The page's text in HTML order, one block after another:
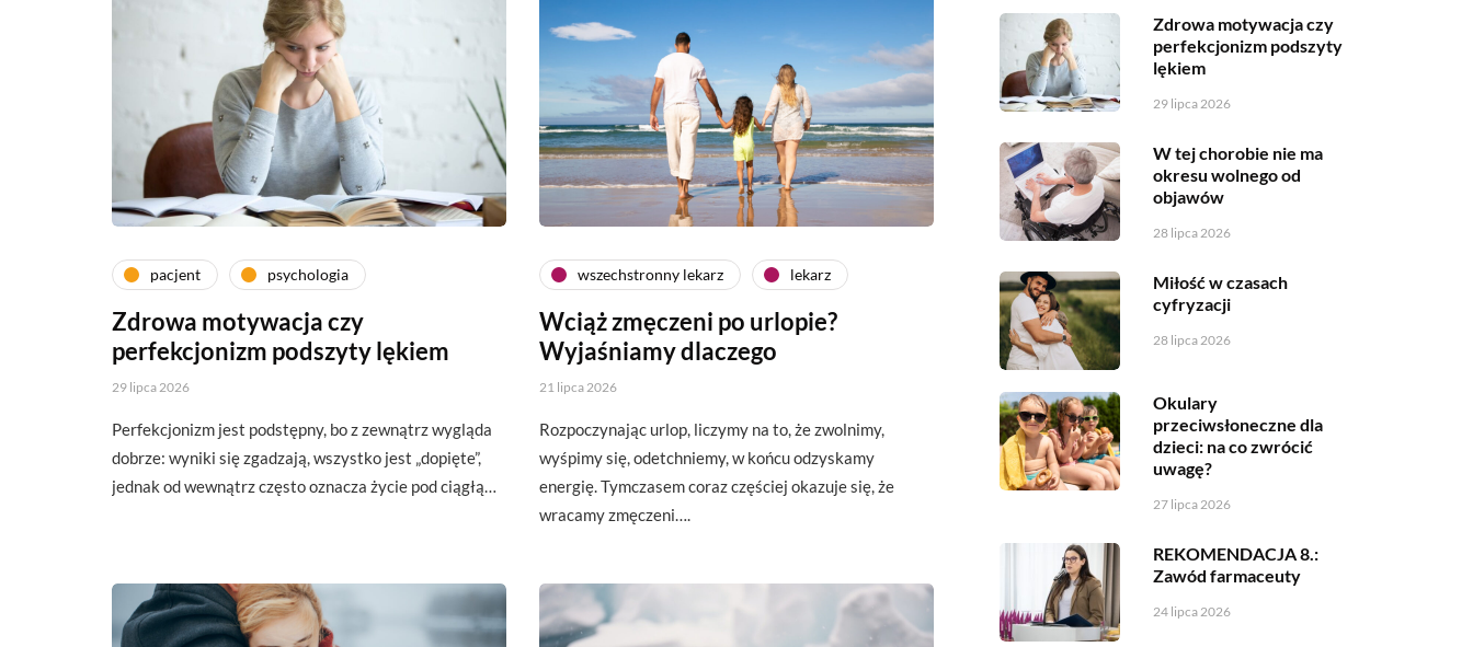
pacjent psychologia
Zdrowa motywacja czy
perfekcjonizm podszyty lękiem
29 lipca 2026
Perfekcjonizm jest podstępny, bo z zewnątrz wygląda
dobrze: wyniki się zgadzają, wszystko jest „dopięte”,
jednak od wewnątrz często oznacza życie pod ciągłą…
wszechstronny lekarz lekarz
Wciąż zmęczeni po urlopie?
Wyjaśniamy dlaczego
21 lipca 2026
Rozpoczynając urlop, liczymy na to, że zwolnimy,
wyśpimy się, odetchniemy, w końcu odzyskamy
energię. Tymczasem coraz częściej okazuje się, że
wracamy zmęczeni….
Zdrowa motywacja czy
perfekcjonizm podszyty
lękiem
29 lipca 2026
W tej chorobie nie ma
okresu wolnego od
objawów
28 lipca 2026
Miłość w czasach
cyfryzacji
28 lipca 2026
Okulary
przeciwsłoneczne dla
dzieci: na co zwrócić
uwagę?
27 lipca 2026
REKOMENDACJA 8.:
Zawód farmaceuty
24 lipca 2026